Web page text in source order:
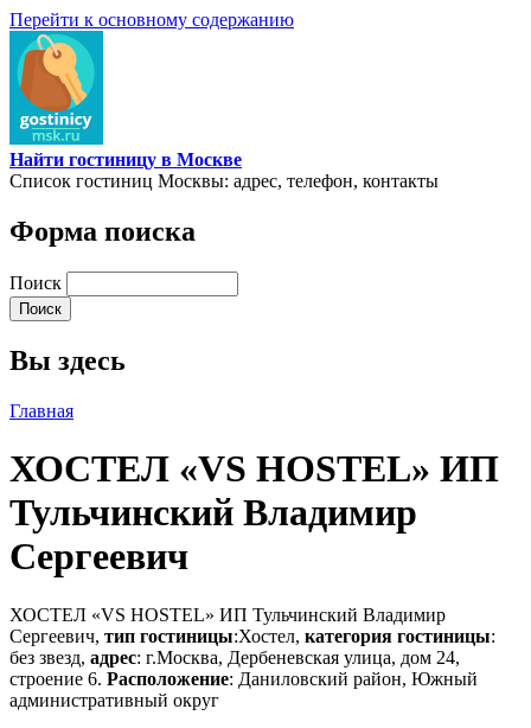
Перейти к основному содержанию
Найти гостиницу в Москве
Список гостиниц Москвы: адрес, телефон, контакты
Форма поиска
Поиск
Вы здесь
Главная
ХОСТЕЛ «VS HOSTEL» ИП
Тульчинский Владимир
Сергеевич
ХОСТЕЛ «VS HOSTEL» ИП Тульчинский Владимир
Сергеевич, тип гостиницы:Хостел, категория гостиницы:
без звезд, адрес: г.Москва, Дербеневская улица, дом 24,
строение 6. Расположение: Даниловский район, Южный
административный округ